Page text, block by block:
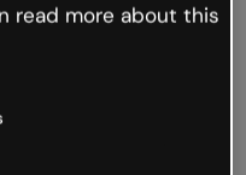
read more about this